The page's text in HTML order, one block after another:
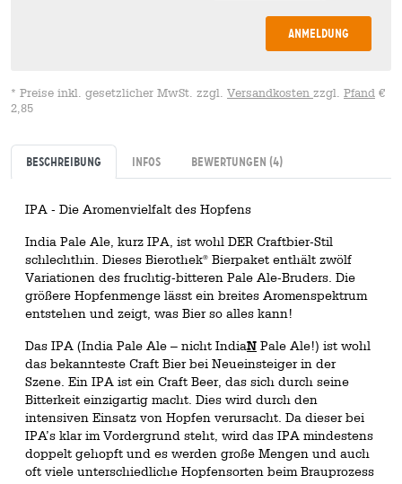
Anmeldung
* Preise inkl. gesetzlicher MwSt. zzgl. Versandkosten zzgl. Pfand €
2,85
Beschreibung Infos Bewertungen (4)
IPA - Die Aromenvielfalt des Hopfens
India Pale Ale, kurz IPA, ist wohl DER Craftbier-Stil
schlechthin. Dieses Bierothek® Bierpaket enthält zwölf
Variationen des fruchtig-bitteren Pale Ale-Bruders. Die
größere Hopfenmenge lässt ein breites Aromenspektrum
entstehen und zeigt, was Bier so alles kann!
Das IPA (India Pale Ale – nicht IndiaN Pale Ale!) ist wohl
das bekannteste Craft Bier bei Neueinsteiger in der
Szene. Ein IPA ist ein Craft Beer, das sich durch seine
Bitterkeit einzigartig macht. Dies wird durch den
intensiven Einsatz von Hopfen verursacht. Da dieser bei
IPA’s klar im Vordergrund steht, wird das IPA mindestens
doppelt gehopft und es werden große Mengen und auch
oft viele unterschiedliche Hopfensorten beim Brauprozess